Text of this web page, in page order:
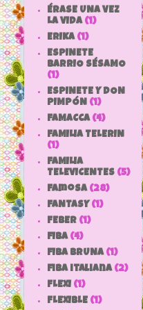
ÉRASE UNA VEZ
LA VIDA (1)
ERIKA (1)
ESPINETE
BARRIO SÉSAMO
(1)
ESPINETE Y DON
PIMPÓN (1)
FAMACCA (4)
FAMILIA TELERIN
(1)
FAMILIA
TELEVICENTES (5)
Famosa (28)
FANTASY (1)
FEBER (1)
FIBA (4)
FIBA BRUNA (1)
fiba italiana (2)
FLEXI (1)
FLEXIBLE (1)